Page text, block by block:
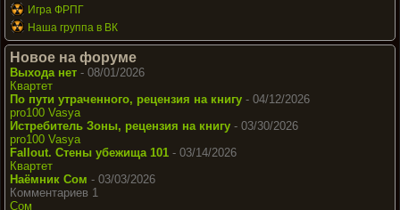
Игра ФРПГ
Наша группа в ВК
Новое на форуме
Выхода нет - 08/01/2026
Квартет
По пути утраченного, рецензия на книгу - 04/12/2026
pro100 Vasya
Истребитель Зоны, рецензия на книгу - 03/30/2026
pro100 Vasya
Fallout. Стены убежища 101 - 03/14/2026
Квартет
Наёмник Сом - 03/03/2026
Комментариев 1
Сом